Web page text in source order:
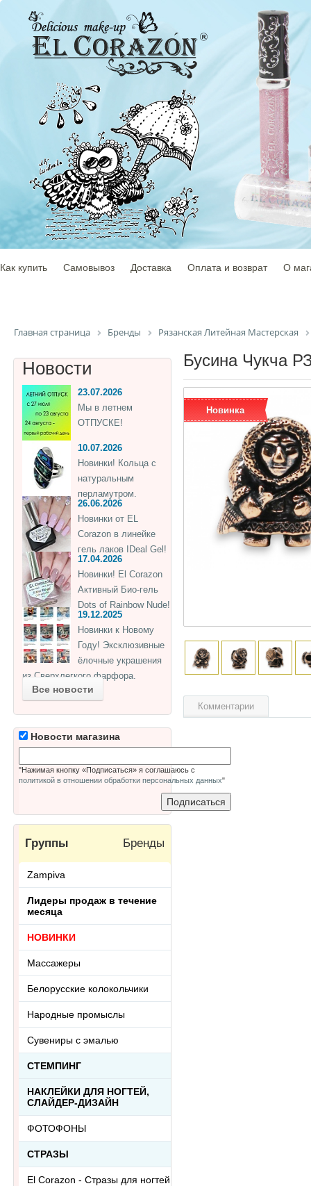
Как купить Самовывоз Доставка Оплата и возврат О
Главная страница Бренды Рязанская Литейная Мастерская
Бусина Чукча
Новинка
Комментарии
Новости
23.07.2026
Мы в летнем
ОТПУСКЕ!
10.07.2026
Новинки! Кольца с
натуральным
перламутром.
26.06.2026
Новинки от EL
Corazon в линейке
гель лаков IDeal Gel!
17.04.2026
Новинки! El Corazon
Активный Био-гель
Dots of Rainbow Nude!
19.12.2025
Новинки к Новому
Году! Эксклюзивные
ёлочные украшения
из Сверхлегкого фарфора.
Все новости
Новости магазина
"Нажимая кнопку «Подписаться» я соглашаюсь с
политикой в отношении обработки персональных данных"
Группы Бренды
Zampiva
Лидеры продаж в течение
месяца
НОВИНКИ
Массажеры
Белорусские колокольчики
Народные промыслы
Сувениры с эмалью
СТЕМПИНГ
НАКЛЕЙКИ ДЛЯ НОГТЕЙ,
СЛАЙДЕР-ДИЗАЙН
ФОТОФОНЫ
СТРАЗЫ
El Corazon - Стразы для ногтей